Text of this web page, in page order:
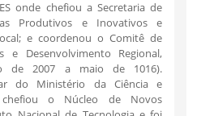
onde chefiou a Secretaria de
Produtivos e Inovativos e
e coordenou o Comitê de
e Desenvolvimento Regional,
de 2007 a maio de 1016).
do Ministério da Ciência e
chefiou o Núcleo de Novos